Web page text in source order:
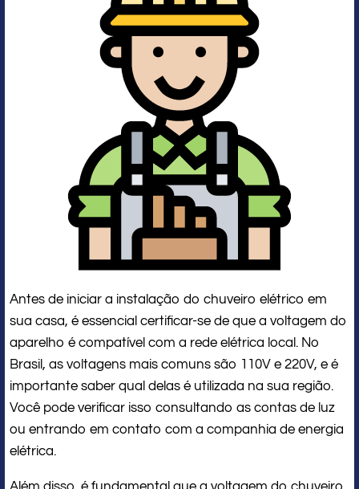
Antes de iniciar a instalação do chuveiro elétrico em
sua casa, é essencial certificar-se de que a voltagem do
aparelho é compatível com a rede elétrica local. No
Brasil, as voltagens mais comuns são 110V e 220V, e é
importante saber qual delas é utilizada na sua região.
Você pode verificar isso consultando as contas de luz
ou entrando em contato com a companhia de energia
elétrica.